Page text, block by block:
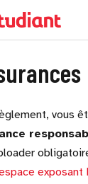
vous
exposant